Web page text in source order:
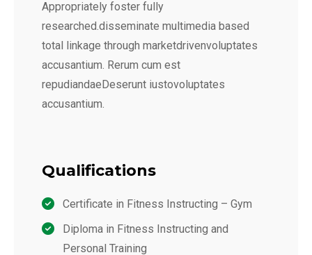
Appropriately foster fully
researched.disseminate multimedia based
total linkage through marketdrivenvoluptates
accusantium. Rerum cum est
repudiandaeDeserunt iustovoluptates
accusantium.
Qualifications
Certificate in Fitness Instructing – Gym
Diploma in Fitness Instructing and
Personal Training